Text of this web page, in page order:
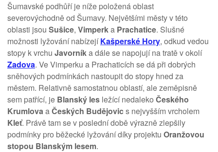
Šumavské podhůří je níže položená oblast
severovýchodně od Šumavy. Největšími městy v této
oblasti jsou Sušice, Vimperka Prachatice. Slušné
možnosti lyžování nabízejíKašperské Hory, odkud vedou
stopy k vrchu Javorníka dále se napojují na tratě v okolí
Zadova. Ve Vimperku a Prachaticích se dá při dobrých
sněhových podmínkách nastoupit do stopy hned za
městem. Relativně samostatnou oblastí, ale zeměpisně
sem patřící, je Blanský les ležící nedaleko Českého
KrumlovaaČeských Budějovics nejvyšším vrcholem
Kleť. Právě tam se v poslední době výrazně zlepšily
podmínky pro běžecké lyžování díky projektu Oranžovou
stopou Blanským lesem.